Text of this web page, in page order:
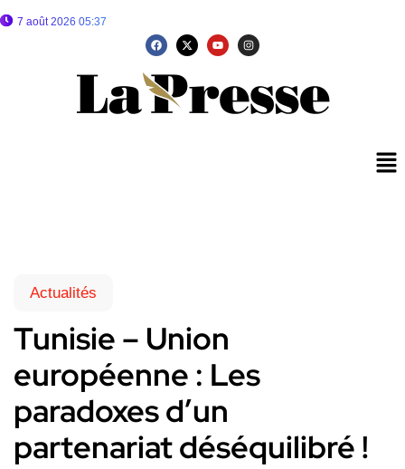
7 août 2026 05:37
Actualités
Tunisie – Union
européenne : Les
paradoxes d’un
partenariat déséquilibré !